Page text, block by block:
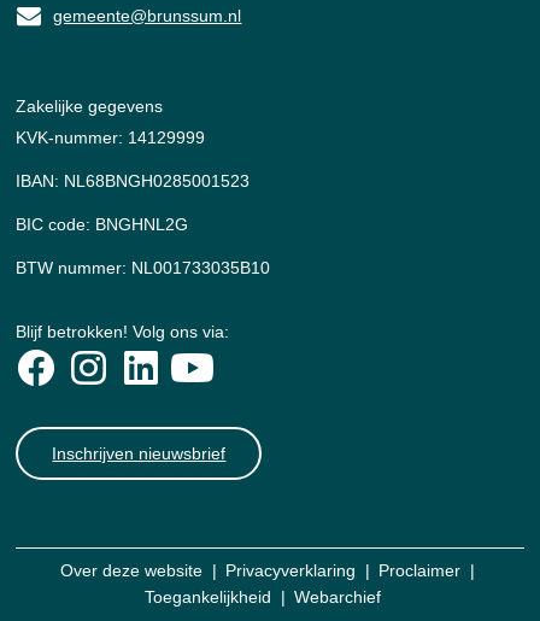
gemeente@brunssum.nl
Zakelijke gegevens
KVK-nummer: 14129999
IBAN: NL68BNGH0285001523
BIC code: BNGHNL2G
BTW nummer: NL001733035B10
Blijf betrokken! Volg ons via:
Inschrijven nieuwsbrief
Over deze website Privacyverklaring
Proclaimer
Toegankelijkheid
Webarchief